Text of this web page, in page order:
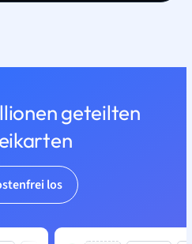
geteilten
los